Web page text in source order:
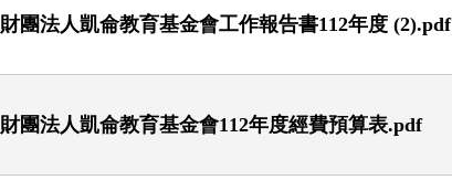
財團法人凱侖教育基金會工作報告書112年度 (2).pdf
財團法人凱侖教育基金會112年度經費預算表.pdf